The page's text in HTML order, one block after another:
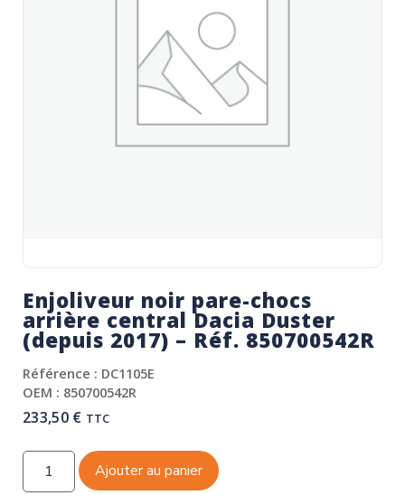
Enjoliveur noir pare-chocs
arrière central Dacia Duster
(depuis 2017) – Réf. 850700542R
Référence : DC1105E
OEM : 850700542R
233,50 € TTC
Ajouter au panier